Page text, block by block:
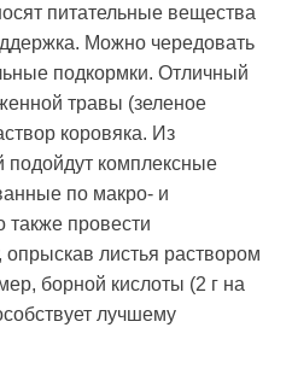
питательные вещества
Можно чередовать
подкормки. Отличный
травы (зеленое
коровяка. Из
комплексные
по макро- и
провести
листья раствором
борной кислоты (2 г на
лучшему